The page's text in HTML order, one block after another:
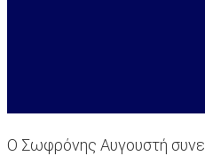
Ο Σωφρόνης Αυγουστή